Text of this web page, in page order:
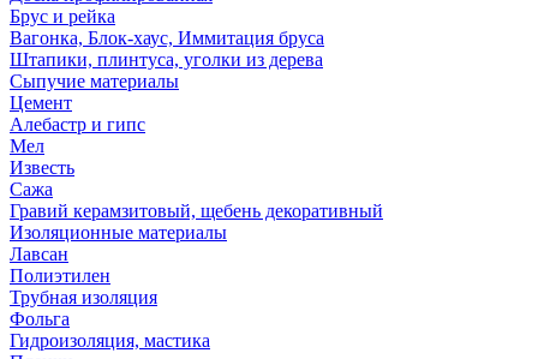
Брус и рейка
Вагонка, Блок-хаус, Иммитация бруса
Штапики, плинтуса, уголки из дерева
Сыпучие материалы
Цемент
Алебастр и гипс
Мел
Известь
Сажа
Гравий керамзитовый, щебень декоративный
Изоляционные материалы
Лавсан
Полиэтилен
Трубная изоляция
Фольга
Гидроизоляция, мастика